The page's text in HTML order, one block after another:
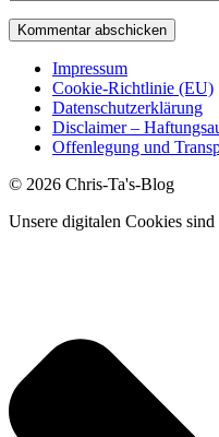
Impressum
Cookie-Richtlinie (EU)
Datenschutzerklärung
Disclaimer –
Offenlegung und
© 2026 Chris-Ta's-Blog
Unsere digitalen Cookies